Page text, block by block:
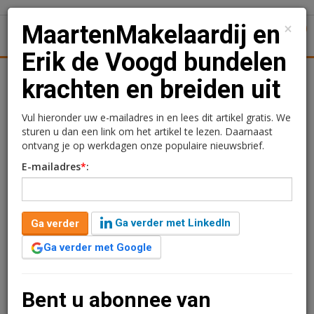
Juridisch | Fiscaal Transacties Werk Specials
MaartenMakelaardij en
Erik de Voogd bundelen
krachten en breiden uit
Sandra Lissenberg
16 november 2020 om 13:47
6 jaar geleden aangepast
2 minuten leestijd
Investeerder Erik de Voogd heeft zich onlangs
De Voogd zal het bedrijf zich ook verder uitbreiden
×
MaartenMakelaardij en
Erik de Voogd bundelen
krachten en breiden uit
Vul hieronder uw e-mailadres in en lees dit artikel gratis. We
sturen u dan een link om het artikel te lezen. Daarnaast
ontvang je op werkdagen onze populaire nieuwsbrief.
E-mailadres*:
Ga verder
Ga verder met LinkedIn
Ga verder met Google
Bent u abonnee van